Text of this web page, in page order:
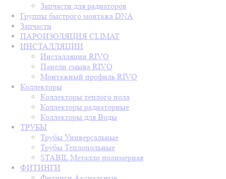
Запчасти для радиаторов
Группы быстрого монтажа DNA
Запчасти
ПАРОИЗОЛЯЦИЯ CLIMAT
ИНСТАЛЛЯЦИИ
Инсталляции RIVO
Панели смыва RIVO
Монтажный профиль RIVO
Коллекторы
Коллекторы теплого пола
Коллекторы радиаторные
Коллекторы для Воды
ТРУБЫ
Трубы Универсальные
Трубы Теплопольные
STABIL Металло полимерная
ФИТИНГИ